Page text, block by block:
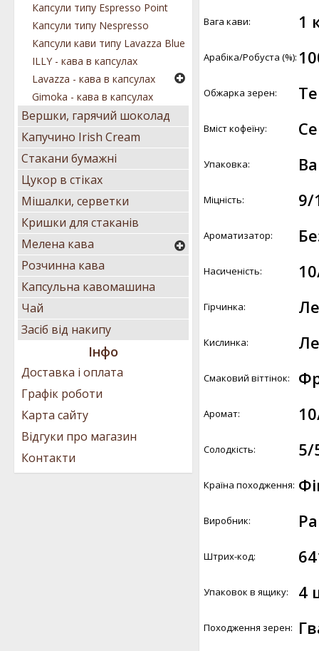
Вага кави: 1
Арабіка/Робуста (%):
Обжарка зерен:
Вміст кофеїну:
Упаковка:
Міцність: 9/
Ароматизатор:
Насиченість:
Гірчинка:
Кислинка:
Смаковий віттінок:
Аромат:
Солодкість: 5/
Країна походження:
Виробник:
Штрих-код:
Упаковок в ящику: 4
Походження зерен:
Капсули типу Espresso Point
Капсули типу Nespresso
Капсули кави типу Lavazza Blue
ILLY - кава в капсулах
Lavazza - кава в капсулах
Gimoka - кава в капсулах
Вершки, гарячий шоколад
Капучино Irish Cream
Стакани бумажні
Цукор в стіках
Мішалки, серветки
Кришки для стаканів
Мелена кава
Розчинна кава
Капсульна кавомашина
Чай
Засіб від накипу
Інфо
Доставка і оплата
Графік роботи
Карта сайту
Відгуки про магазин
Контакти